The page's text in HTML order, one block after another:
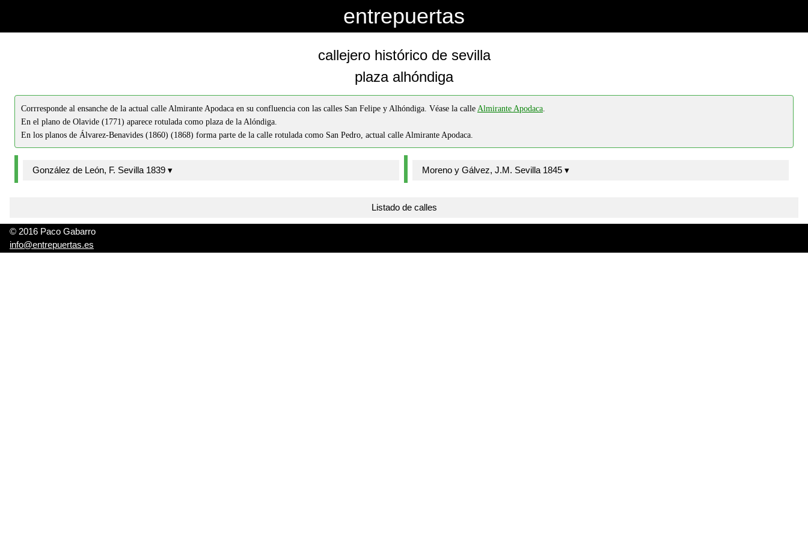
entrepuertas
callejero histórico de sevilla
plaza alhóndiga
Corrresponde al ensanche de la actual calle Almirante Apodaca en su confluencia con las calles San Felipe y Alhóndiga. Véase la calle Almirante Apodaca.
En el plano de Olavide (1771) aparece rotulada como plaza de la Alóndiga.
En los planos de Álvarez-Benavides (1860) (1868) forma parte de la calle rotulada como San Pedro, actual calle Almirante Apodaca.
González de León, F. Sevilla 1839 ▾ Moreno y Gálvez, J.M. Sevilla 1845 ▾
Listado de calles
© 2016 Paco Gabarro
info@entrepuertas.es